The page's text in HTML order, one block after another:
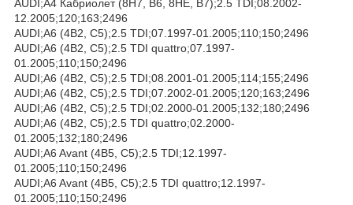
AUDI;A4 Кабриолет (8H7, B6, 8HE, B7);2.5 TDI;08.2002-
12.2005;120;163;2496
AUDI;A6 (4B2, C5);2.5 TDI;07.1997-01.2005;110;150;2496
AUDI;A6 (4B2, C5);2.5 TDI quattro;07.1997-
01.2005;110;150;2496
AUDI;A6 (4B2, C5);2.5 TDI;08.2001-01.2005;114;155;2496
AUDI;A6 (4B2, C5);2.5 TDI;07.2002-01.2005;120;163;2496
AUDI;A6 (4B2, C5);2.5 TDI;02.2000-01.2005;132;180;2496
AUDI;A6 (4B2, C5);2.5 TDI quattro;02.2000-
01.2005;132;180;2496
AUDI;A6 Avant (4B5, C5);2.5 TDI;12.1997-
01.2005;110;150;2496
AUDI;A6 Avant (4B5, C5);2.5 TDI quattro;12.1997-
01.2005;110;150;2496